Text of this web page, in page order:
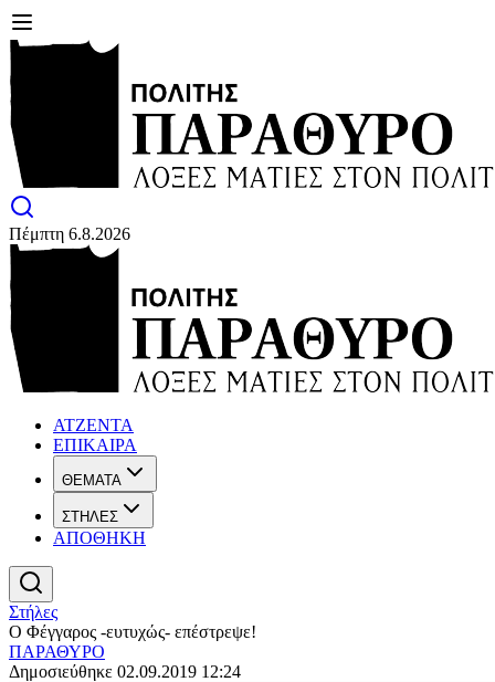
Πέμπτη 6.8.2026
ΑΤΖΕΝΤΑ
ΕΠΙΚΑΙΡΑ
ΘΕΜΑΤΑ
ΣΤΗΛΕΣ
ΑΠΟΘΗΚΗ
Στήλες
Ο Φέγγαρος -ευτυχώς- επέστρεψε!
ΠΑΡΑΘΥΡΟ
Δημοσιεύθηκε 02.09.2019 12:24